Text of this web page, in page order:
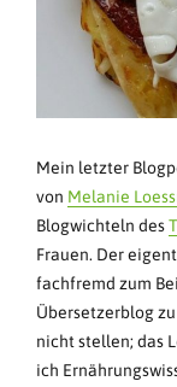
Mein letzter
von Melanie
Blogwichteln des
Frauen. Der
fachfremd zum
Übersetzerblog
nicht stellen; das
ich